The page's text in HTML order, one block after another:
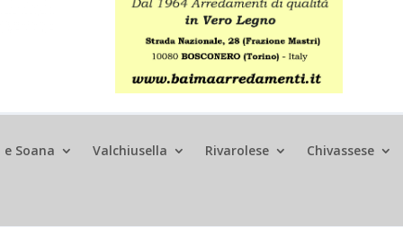
e Soana Valchiusella Rivarolese Chivassese